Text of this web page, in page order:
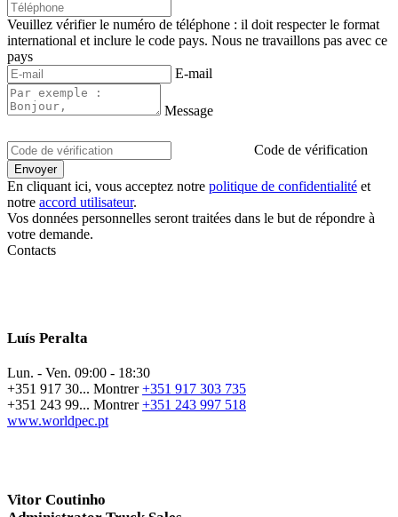
Veuillez vérifier le numéro de téléphone : il doit respecter le format
international et inclure le code pays. Nous ne travaillons pas avec ce
pays
E-mail
Message
Code de vérification
En cliquant ici, vous acceptez notre politique de confidentialité et
notre accord utilisateur.
Vos données personnelles seront traitées dans le but de répondre à
votre demande.
Contacts
Luís Peralta
Lun. - Ven. 09:00 - 18:30
+351 917 30... Montrer+351 917 303 735
+351 243 99... Montrer+351 243 997 518
www.worldpec.pt
Vitor Coutinho